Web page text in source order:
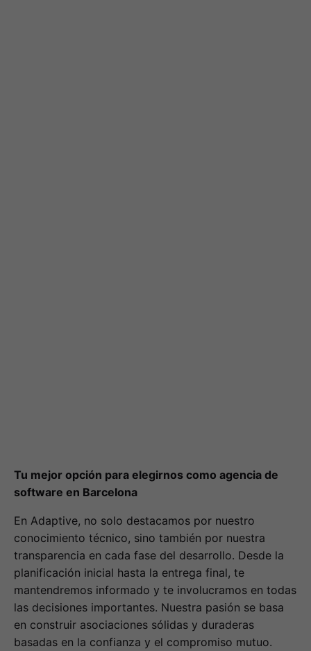
Tu mejor opción para elegirnos como agencia de
software en Barcelona
En Adaptive, no solo destacamos por nuestro
conocimiento técnico, sino también por nuestra
transparencia en cada fase del desarrollo. Desde la
planificación inicial hasta la entrega final, te
mantendremos informado y te involucramos en todas
las decisiones importantes. Nuestra pasión se basa
en construir asociaciones sólidas y duraderas
basadas en la confianza y el compromiso mutuo.